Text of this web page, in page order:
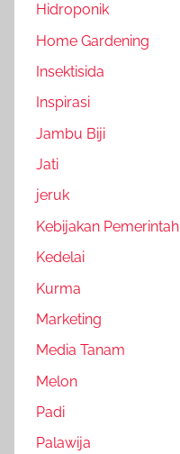
Hidroponik
Home Gardening
Insektisida
Inspirasi
Jambu Biji
Jati
jeruk
Kebijakan Pemerintah
Kedelai
Kurma
Marketing
Media Tanam
Melon
Padi
Palawija